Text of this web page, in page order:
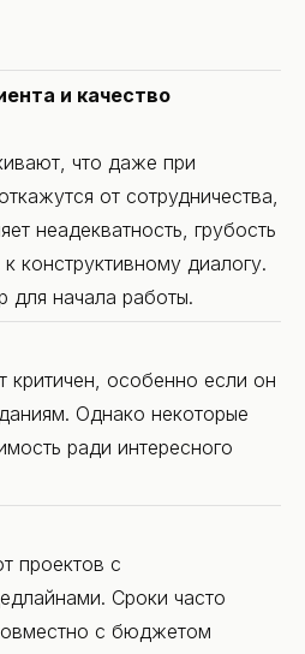
и качество
что даже при
от сотрудничества,
неадекватность, грубость
конструктивному диалогу.
для начала работы.
особенно если он
Однако некоторые
ради интересного
проектов с
Сроки часто
с бюджетом